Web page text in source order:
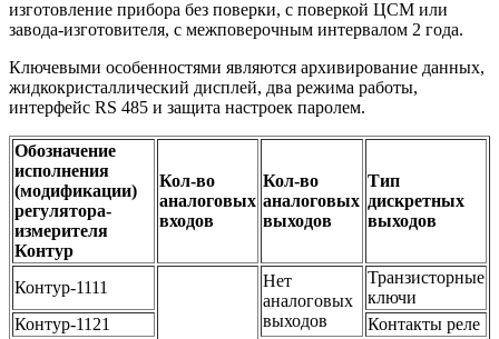
изготовление прибора без поверки, с поверкой ЦСМ или
завода-изготовителя, с межповерочным интервалом 2 года.
Ключевыми особенностями являются архивирование данных,
жидкокристаллический дисплей, два режима работы,
интерфейс RS 485 и защита настроек паролем.
Обозначение
исполнения
(модификации)
регулятора-
измерителя
Контур
Кол-во
аналоговых
входов
Кол-во
аналоговых
выходов
Тип
дискретных
выходов
Контур-1111
Нет
аналоговых
выходов
Транзисторные
ключи
Контур-1121
Контакты реле